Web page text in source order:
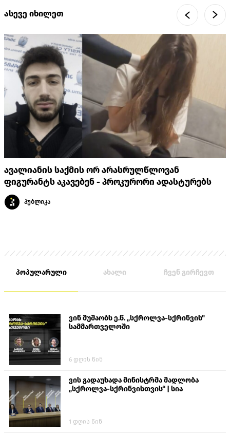
ასევე იხილეთ
ავალიანის საქმის ორ არასრულწლოვან
ფიგურანტს აკავებენ - პროკურორი ადასტურებს
პუბლიკა
პოპულარული ახალი ჩვენ გირჩევთ
ვინ მუშაობს ე.წ. „სქროლვა-სქრინვის"
სამმართველოში
6 დღის წინ
ვის გადაუხადა მინისტრმა მადლობა
„სქროლვა-სქრინვისთვის“ | სია
1 დღის წინ